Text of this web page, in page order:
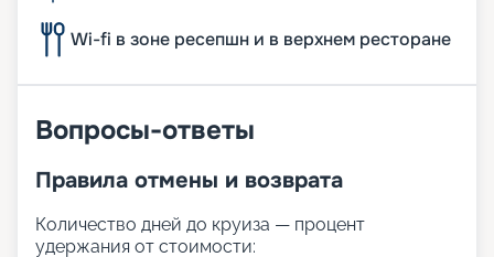
Wi-fi в зоне ресепшн и в верхнем ресторане
Вопросы-ответы
Правила отмены и возврата
Количество дней до круиза — процент
удержания от стоимости: